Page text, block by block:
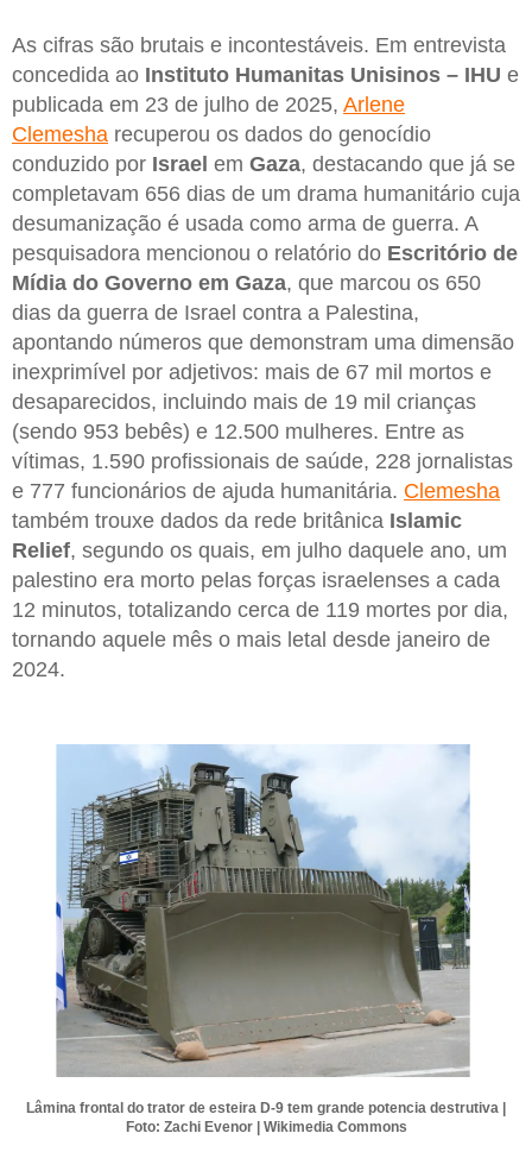
As cifras são brutais e incontestáveis. Em entrevista
concedida ao Instituto Humanitas Unisinos – IHU e
publicada em 23 de julho de 2025, Arlene
Clemesha recuperou os dados do genocídio
conduzido por Israel em Gaza, destacando que já se
completavam 656 dias de um drama humanitário cuja
desumanização é usada como arma de guerra. A
pesquisadora mencionou o relatório do Escritório de
Mídia do Governo em Gaza, que marcou os 650
dias da guerra de Israel contra a Palestina,
apontando números que demonstram uma dimensão
inexprimível por adjetivos: mais de 67 mil mortos e
desaparecidos, incluindo mais de 19 mil crianças
(sendo 953 bebês) e 12.500 mulheres. Entre as
vítimas, 1.590 profissionais de saúde, 228 jornalistas
e 777 funcionários de ajuda humanitária. Clemesha
também trouxe dados da rede britânica Islamic
Relief, segundo os quais, em julho daquele ano, um
palestino era morto pelas forças israelenses a cada
12 minutos, totalizando cerca de 119 mortes por dia,
tornando aquele mês o mais letal desde janeiro de
2024.
Lâmina frontal do trator de esteira D-9 tem grande potencia destrutiva |
Foto: Zachi Evenor | Wikimedia Commons